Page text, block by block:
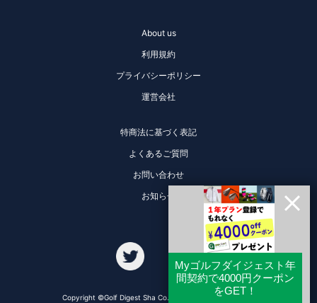
About us
利用規約
プライバシーポリシー
運営会社
特商法に基づく表記
よくあるご質問
お問い合わせ
お知らせ
Copyright ©Golf Digest Sha Co., Ltd. All Rights Reserved.